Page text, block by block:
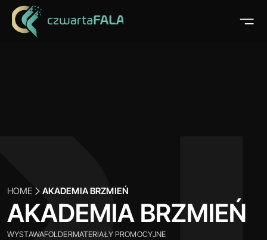
HOME AKADEMIA BRZMIEŃ
AKADEMIA BRZMIEŃ
WYSTAWAFOLDERMATERIAŁY PROMOCYJNE